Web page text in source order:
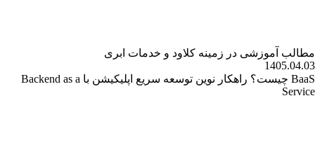
مطالب آموزشی در زمینه کلاود و خدمات ابری
1405.04.03
BaaS چیست؟ راهکار نوین توسعه سریع اپلیکیشن با Backend as a
Service